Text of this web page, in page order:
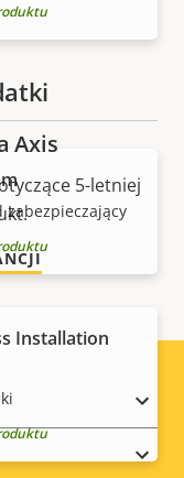
Installation
Axis
5-letniej